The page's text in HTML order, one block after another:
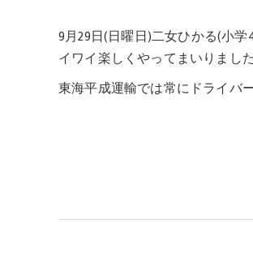
9月29日(日曜日)二女ひかる(小
イワイ楽しくやってまいりました
東海平成運輸では常にドライバ